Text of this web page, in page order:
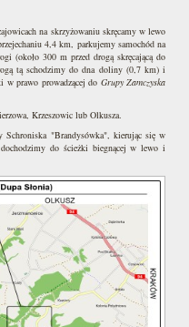
na skrzyżowaniu skręcamy w lewo
4,4 km, parkujemy samochód na
(około 300 m przed drogą skręcającą do
tą schodzimy do dna doliny (0,7 km) i
prawo prowadzącej do Grupy Zamczyska
Krzeszowic lub Olkusza.
Schroniska "Brandysówka", kierując się w
do ścieżki biegnącej w lewo i